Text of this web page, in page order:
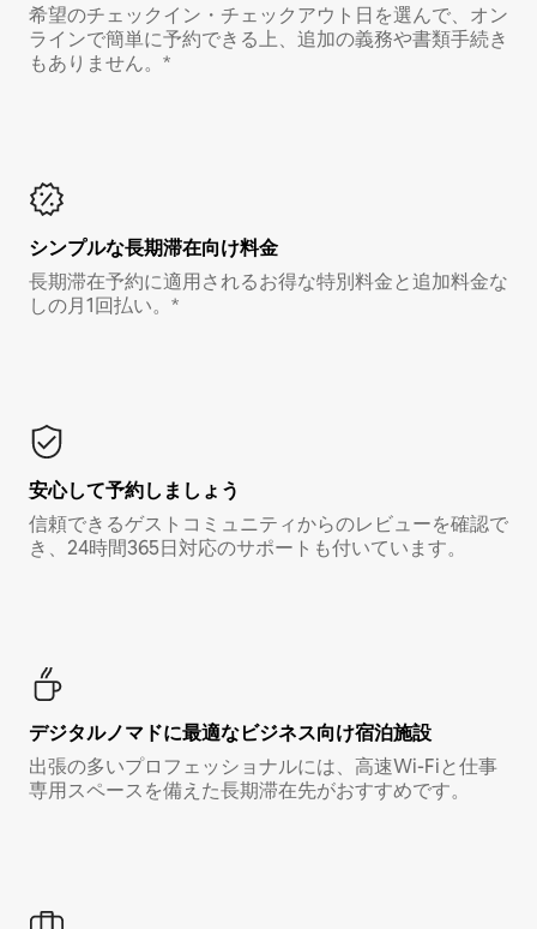
希望のチェックイン・チェックアウト日を選んで、オン
ラインで簡単に予約できる上、追加の義務や書類手続き
もありません。*
シンプルな長期滞在向け料金
長期滞在予約に適用されるお得な特別料金と追加料金な
しの月1回払い。*
安心して予約しましょう
信頼できるゲストコミュニティからのレビューを確認で
き、24時間365日対応のサポートも付いています。
デジタルノマド⁠に最⁠適⁠なビ⁠ジ⁠ネ⁠ス⁠向⁠け宿⁠泊⁠施⁠設
出張の多いプロフェッショナルには、高速Wi-Fiと仕事
専用スペースを備えた長期滞在先がおすすめです。